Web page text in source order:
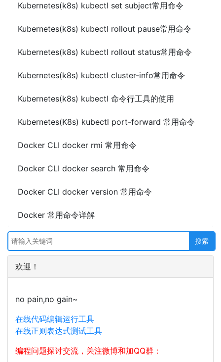
Kubernetes(k8s) kubectl set subject常用命令
Kubernetes(k8s) kubectl rollout pause常用命令
Kubernetes(k8s) kubectl rollout status常用命令
Kubernetes(k8s) kubectl cluster-info常用命令
Kubernetes(k8s) kubectl 命令行工具的使用
Kubernetes(K8s) kubectl port-forward 常用命令
Docker CLI docker rmi 常用命令
Docker CLI docker search 常用命令
Docker CLI docker version 常用命令
Docker 常用命令详解
欢迎！
no pain,no gain~
在线代码编辑运行工具
在线正则表达式测试工具
编程问题探讨交流，关注微博和加QQ群：